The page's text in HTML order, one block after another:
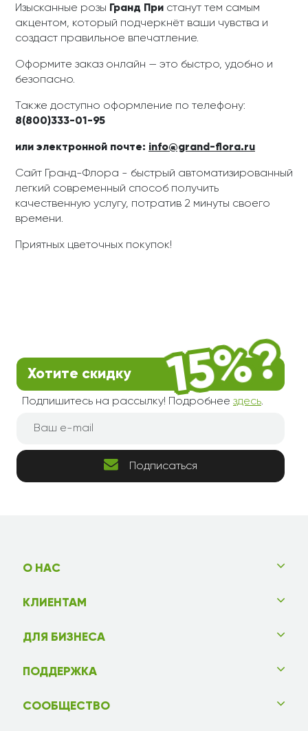
Изысканные розы Гранд При станут тем самым
акцентом, который подчеркнёт ваши чувства и
создаст правильное впечатление.
Оформите заказ онлайн — это быстро, удобно и
безопасно.
Также доступно оформление по телефону:
8(800)333-01-95
или электронной почте: info@grand-flora.ru
Сайт Гранд-Флора - быстрый автоматизированный
легкий современный способ получить
качественную услугу, потратив 2 минуты своего
времени.
Приятных цветочных покупок!
Хотите скидку
Подпишитесь на рассылку! Подробнее здесь.
Подписаться
О НАС
КЛИЕНТАМ
ДЛЯ БИЗНЕСА
ПОДДЕРЖКА
СООБЩЕСТВО